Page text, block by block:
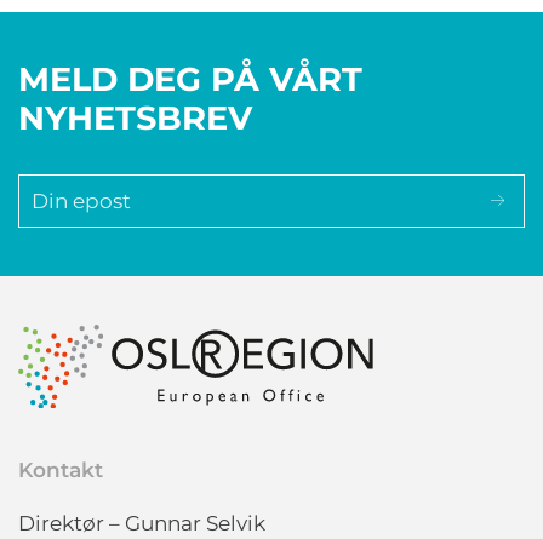
MELD DEG PÅ VÅRT
NYHETSBREV
Kontakt
Direktør – Gunnar Selvik